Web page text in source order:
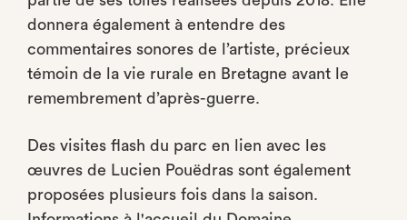
donnera également à entendre des
commentaires sonores de l’artiste, précieux
témoin de la vie rurale en Bretagne avant le
remembrement d’après-guerre.
Des visites flash du parc en lien avec les
œuvres de Lucien Pouëdras sont également
proposées plusieurs fois dans la saison.